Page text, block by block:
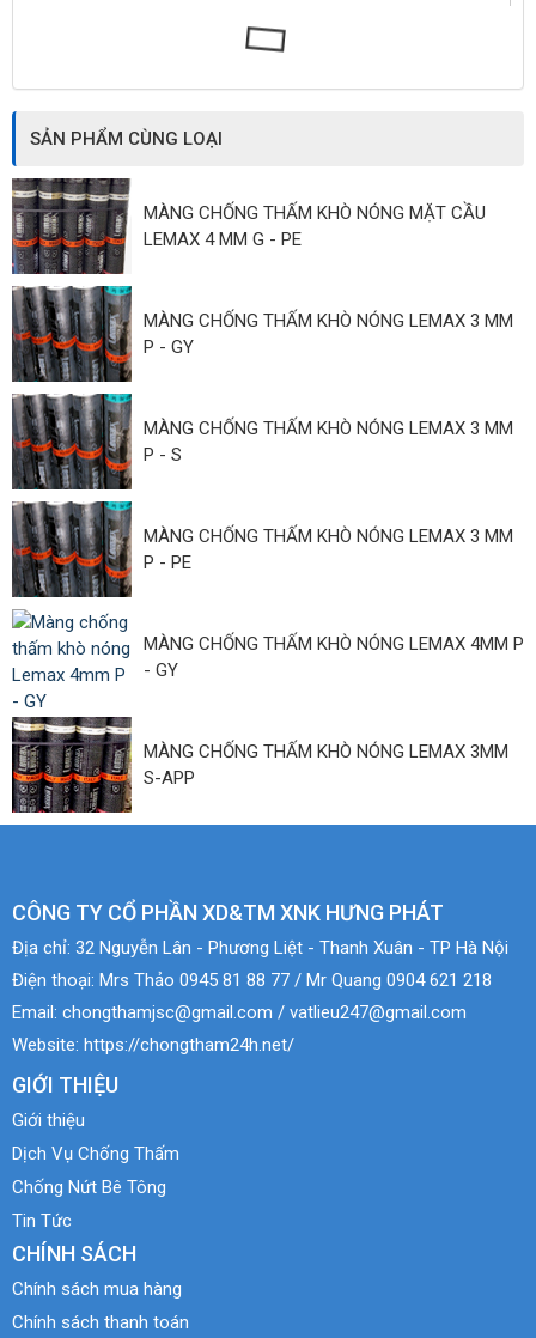
SẢN PHẨM CÙNG LOẠI
MÀNG CHỐNG THẤM KHÒ NÓNG MẶT CẦU
LEMAX 4 MM G - PE
MÀNG CHỐNG THẤM KHÒ NÓNG LEMAX 3 MM
P - GY
MÀNG CHỐNG THẤM KHÒ NÓNG LEMAX 3 MM
P - S
MÀNG CHỐNG THẤM KHÒ NÓNG LEMAX 3 MM
P - PE
MÀNG CHỐNG THẤM KHÒ NÓNG LEMAX 4MM P
- GY
MÀNG CHỐNG THẤM KHÒ NÓNG LEMAX 3MM
S-APP
CÔNG TY CỔ PHẦN XD&TM XNK HƯNG PHÁT
Địa chỉ: 32 Nguyễn Lân - Phương Liệt - Thanh Xuân - TP Hà Nội
Điện thoại: Mrs Thảo 0945 81 88 77 / Mr Quang 0904 621 218
Email: chongthamjsc@gmail.com / vatlieu247@gmail.com
Website: https://chongtham24h.net/
GIỚI THIỆU
Giới thiệu
Dịch Vụ Chống Thấm
Chống Nứt Bê Tông
Tin Tức
CHÍNH SÁCH
Chính sách mua hàng
Chính sách thanh toán